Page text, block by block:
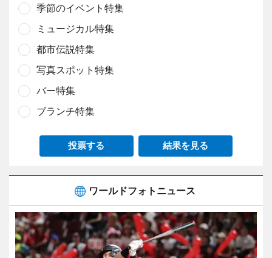
季節のイベント特集
ミュージカル特集
都市伝説特集
写真スポット特集
バー特集
ブランチ特集
投票する 結果を見る
ワールドフォトニュース